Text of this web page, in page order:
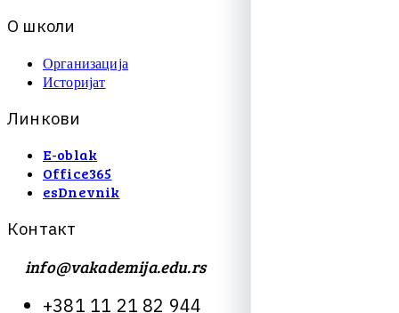
О школи
Организација
Историјат
Лин кови
E-oblak
Office365
esDnevnik
Контакт
info@vakademija.edu.rs
+381 11 21 82 944